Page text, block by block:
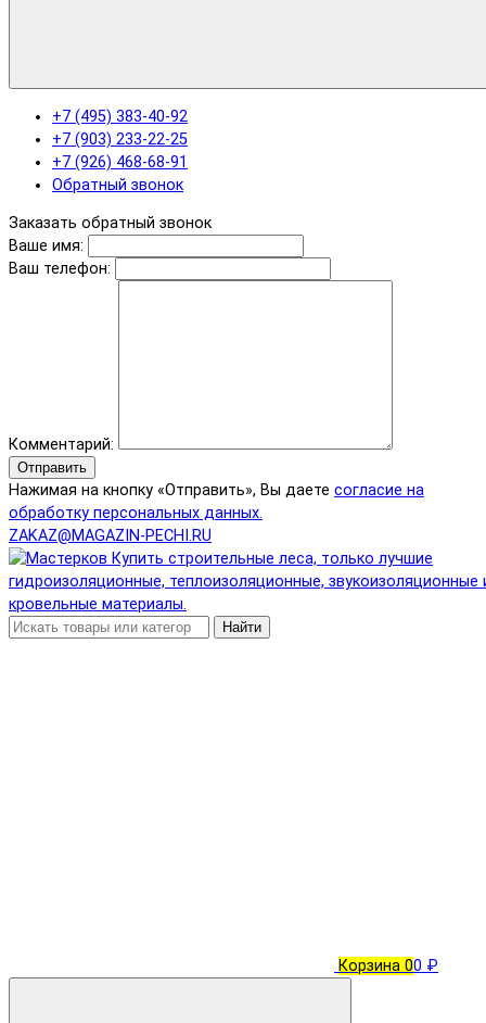
+7 (495) 383-40-92
+7 (903) 233-22-25
+7 (926) 468-68-91
Обратный звонок
Заказать обратный звонок
Ваше имя:
Ваш телефон:
Комментарий:
Отправить
Нажимая на кнопку «Отправить», Вы даете согласие на
обработку персональных данных.
ZAKAZ@MAGAZIN-PECHI.RU
Найти
Корзина 00 ₽